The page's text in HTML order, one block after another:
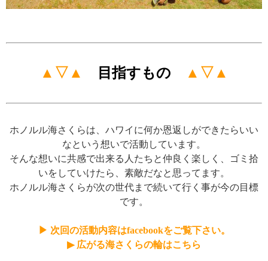
▲▽▲ 目指すもの ▲▽▲
ホノルル海さくらは、ハワイに何か恩返しができたらいい
なという想いで活動しています。
そんな想いに共感で出来る人たちと仲良く楽しく、ゴミ拾
いをしていけたら、素敵だなと思ってます。
ホノルル海さくらが次の世代まで続いて行く事が今の目標
です。
▶ 次回の活動内容はfacebookをご覧下さい。
▶ 広がる海さくらの輪はこちら